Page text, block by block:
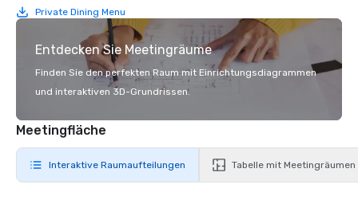
Private Dining Menu
Entdecken Sie Meetingräume
Finden Sie den perfekten Raum mit Einrichtungsdiagrammen
und interaktiven 3D-Grundrissen.
Meetingfläche
Interaktive Raumaufteilungen Tabelle mit Meetingräumen